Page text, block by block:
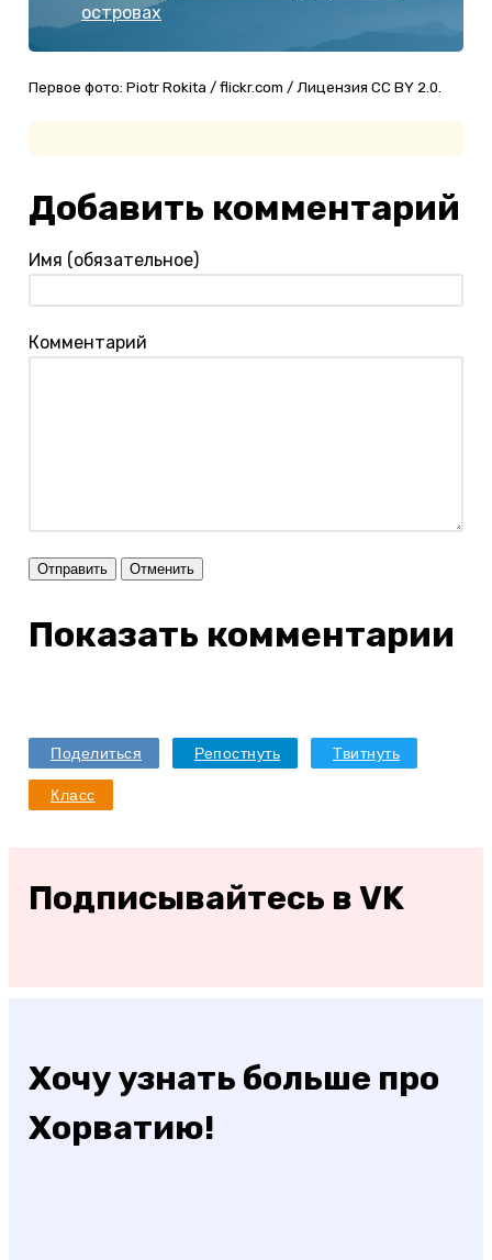
островах
Первое фото: Piotr Rokita / flickr.com / Лицензия CC BY 2.0.
Добавить комментарий
Имя (обязательное)
Комментарий
Отправить Отменить
Показать комментарии
Поделиться Репостнуть Твитнуть
Класс
Подписывайтесь в VK
Хочу узнать больше про
Хорватию!